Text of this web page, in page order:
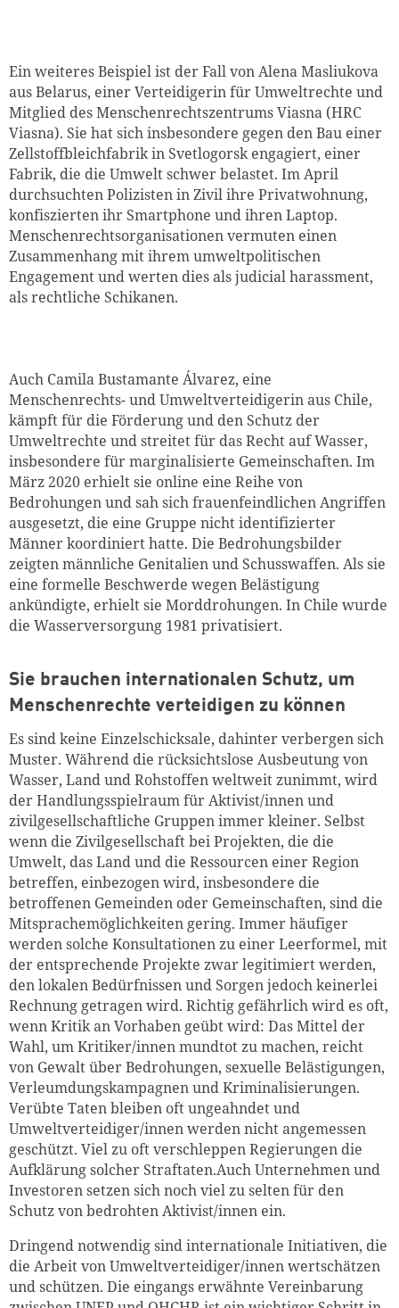
Ein weiteres Beispiel ist der Fall von Alena Masliukova
aus Belarus, einer Verteidigerin für Umweltrechte und
Mitglied des Menschenrechtszentrums Viasna (HRC
Viasna). Sie hat sich insbesondere gegen den Bau einer
Zellstoffbleichfabrik in Svetlogorsk engagiert, einer
Fabrik, die die Umwelt schwer belastet. Im April
durchsuchten Polizisten in Zivil ihre Privat­wohnung,
konfiszierten ihr Smartphone und ihren Laptop.
Menschenrechtsorganisationen vermuten einen
Zusammenhang mit ­ihrem umweltpolitischen
Engagement und werten dies als judicial harassment,
als rechtliche Schikanen.
Auch Camila Bustamante Álvarez, eine
Menschenrechts- und Umweltverteidigerin aus Chile,
kämpft für die Förderung und den Schutz der
Umweltrechte und streitet für das Recht auf Wasser,
insbesondere für marginalisierte Gemeinschaften. Im
März 2020 erhielt sie online eine Reihe von
Bedrohungen und sah sich frauenfeindlichen Angriffen
ausgesetzt, die eine Gruppe nicht identifizierter
Männer koordiniert hatte. Die Bedrohungsbilder
zeigten männliche Genitalien und Schusswaffen. Als sie
eine formelle Beschwerde wegen Belästigung
ankündigte, erhielt sie Morddroh­ungen. In Chile wurde
die Wasserversorgung 1981 privatisiert.
Sie brauchen internationalen Schutz, um
Menschenrechte verteidigen zu können
Es sind keine Einzelschicksale, dahinter verbergen sich
Muster. Während die rücksichtslose Ausbeutung von
Wasser, Land und Rohstoffen weltweit zunimmt, wird
der Handlungsspielraum für Aktivist/innen und
zivilgesellschaftliche Gruppen immer kleiner. Selbst
wenn die Zivilgesellschaft bei Projekten, die die
Umwelt, das Land und die Ressourcen einer Region
betreffen, einbezogen wird, insbesondere die
betroffenen Gemeinden oder Gemeinschaften, sind die
Mitsprachemöglichkeiten gering. Immer häufiger
werden solche Konsultationen zu einer Leerformel, mit
der entsprechende Projekte zwar legitimiert werden,
den lokalen Bedürfnissen und Sorgen jedoch keinerlei
Rechnung getragen wird. Richtig gefährlich wird es oft,
wenn Kritik an Vorhaben geübt wird: Das Mittel der
Wahl, um Kritiker/innen mundtot zu machen, reicht
von Gewalt über Bedrohungen, sexuelle Belästigungen,
Verleumdungskampagnen und Kriminalisierungen.
Verübte Taten bleiben oft ungeahndet und
Umweltverteidiger/innen werden nicht angemessen
geschützt. Viel zu oft verschleppen Regierungen die
Aufklärung solcher Straftaten.Auch Unternehmen und
Investoren setzen sich noch viel zu selten für den
Schutz von bedrohten Aktivist/innen ein.
Dringend notwendig sind internationale Initiativen, die
die ­Arbeit von Umweltverteidiger/innen wertschätzen
und schützen. Die eingangs erwähnte Vereinbarung